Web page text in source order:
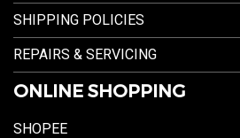
SHIPPING POLICIES
REPAIRS & SERVICING
ONLINE SHOPPING
SHOPEE